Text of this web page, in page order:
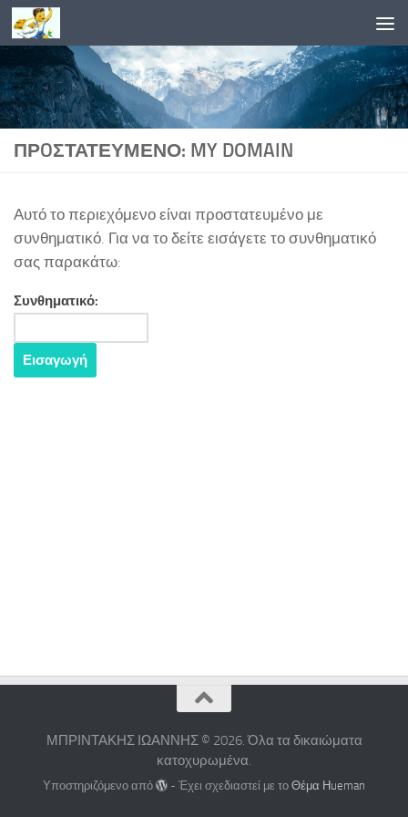
Skip to content
ΠΡOΣΤΑΤΕΥΜΈΝΟ: MY DOMAIN
Αυτό το περιεχόμενο είναι προστατευμένο με
συνθηματικό. Για να το δείτε εισάγετε το συνθηματικό
σας παρακάτω:
Συνθηματικό:
ΜΠΡΙΝΤΑΚΗΣ ΙΩΑΝΝΗΣ © 2026. Όλα τα δικαιώματα
κατοχυρωμένα.
Υποστηριζόμενο από - Έχει σχεδιαστεί με τοΘέμα Ηueman